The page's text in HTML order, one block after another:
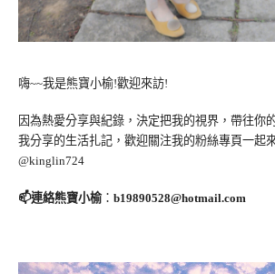
嗨~~我是熊寶小榆!歡迎來訪!
因為熱愛分享與紀錄，決定把我的視界，帶往你
我分享的生活扎記，歡迎關注我的粉絲專頁一起
@kinglin724
📫連絡熊寶小榆： b19890528@hotmail.com